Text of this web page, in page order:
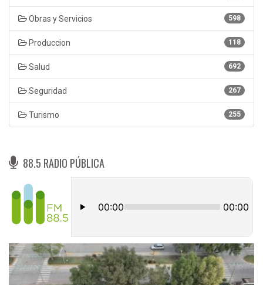
598
Obras y Servicios
118
Produccion
692
Salud
267
Seguridad
255
Turismo
88.5 RADIO PÚBLICA